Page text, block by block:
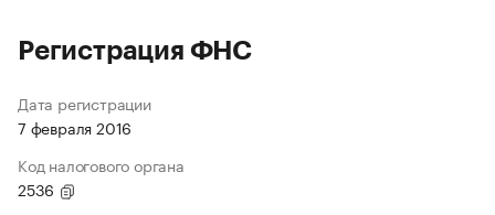
Регистрация ФНС
Дата регистрации
7 февраля 2016
Код налогового органа
2536